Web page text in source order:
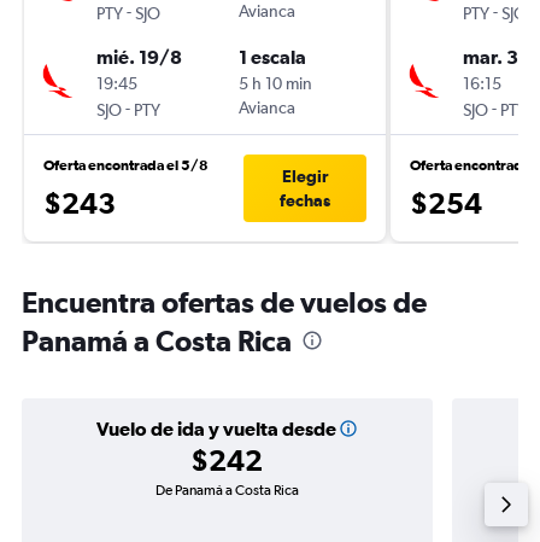
PTY-SJO
Avianca
mié. 19/8
19:45
SJO- PTY
1 escala
5 h 10 min
Avianca
Oferta encontrada el 5/8
$243
Elegir
fechas
PTY-SJO
mar. 3/
16:15
SJO- PTY
Oferta encontrada
$254
Encuentra ofertas de vuelos de
Panamá a Costa Rica
Vuelo de ida y vuelta desde
$242
De Panamá a Costa Rica